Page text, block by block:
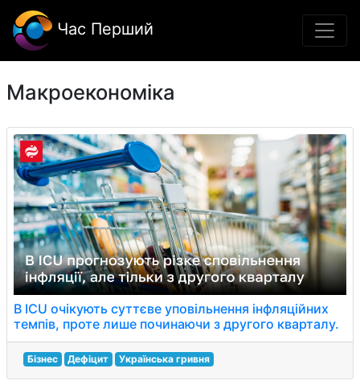
Час Перший
Макроекономіка
В ICU очікують суттєве уповільнення інфляційних
темпів, проте лише починаючи з другого кварталу.
Бізнес Дефіцит Українська гривня